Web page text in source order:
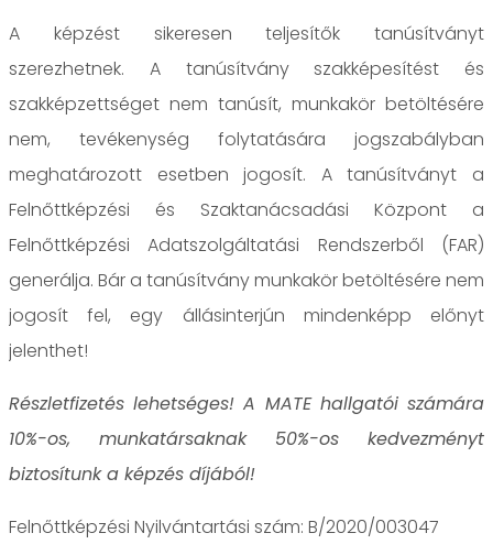
A képzést sikeresen teljesítők tanúsítványt
szerezhetnek. A tanúsítvány szakképesítést és
szakképzettséget nem tanúsít, munkakör betöltésére
nem, tevékenység folytatására jogszabályban
meghatározott esetben jogosít. A tanúsítványt a
Felnőttképzési és Szaktanácsadási Központ a
Felnőttképzési Adatszolgáltatási Rendszerből (FAR)
generálja. Bár a tanúsítvány munkakör betöltésére nem
jogosít fel, egy állásinterjún mindenképp előnyt
jelenthet!
Részletfizetés lehetséges! A MATE hallgatói számára
10%-os, munkatársaknak 50%-os kedvezményt
biztosítunk a képzés díjából!
Felnőttképzési Nyilvántartási szám: B/2020/003047